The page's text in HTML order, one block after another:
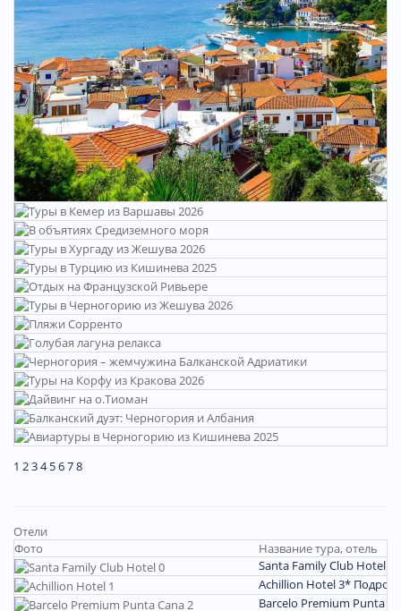
1 234 5678
Отели
Фото
Название тура, отель
Santa Family Club Hotel
Achillion Hotel 3*
Barcelo Premium Punta